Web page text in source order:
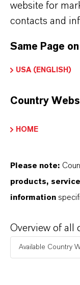
„effiziente
website for
contacts and
Same Page
USA (ENGLISH)
Country
HOME
Please note:
products,
information
Overview of all
Available Country